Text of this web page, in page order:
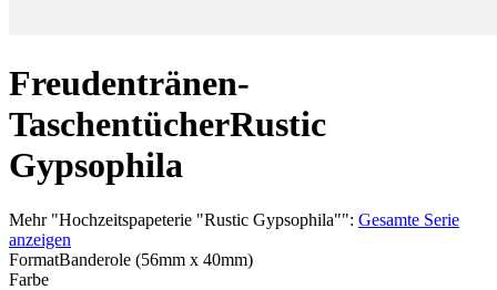
Freudentränen-
TaschentücherRustic
Gypsophila
Mehr"Hochzeitspapeterie "Rustic Gypsophila"": Gesamte Serie
anzeigen
FormatBanderole (56mm x 40mm)
Farbe